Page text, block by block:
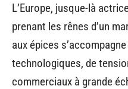
L’Europe, jusque-là
prenant les rênes d’un
aux épices
technologiques, de
commerciaux à grande